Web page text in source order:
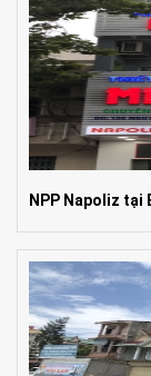
NPP Napoliz tại